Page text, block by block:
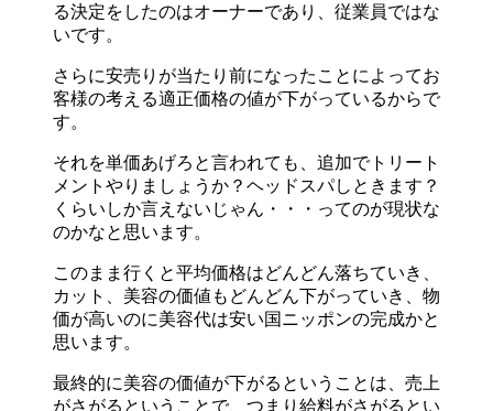
る決定をしたのはオーナーであり、従業員ではな
いです。
さらに安売りが当たり前になったことによってお
客様の考える適正価格の値が下がっているからで
す。
それを単価あげろと言われても、追加でトリート
メントやりましょうか？ヘッドスパしときます？
くらいしか言えないじゃん・・・ってのが現状な
のかなと思います。
このまま行くと平均価格はどんどん落ちていき、
カット、美容の価値もどんどん下がっていき、物
価が高いのに美容代は安い国ニッポンの完成かと
思います。
最終的に美容の価値が下がるということは、売上
がさがるということで、つまり給料がさがるとい